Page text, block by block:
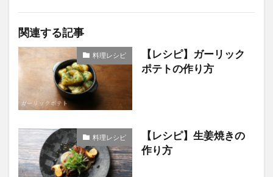
関連する記事
料理レシピ
【レシピ】ガーリック
ポテトの作り方
料理レシピ
【レシピ】生姜焼きの
作り方